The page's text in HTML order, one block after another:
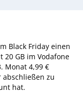
Black Friday einen
20 GB im Vodafone
Monat 4,99 €
zu
hat.